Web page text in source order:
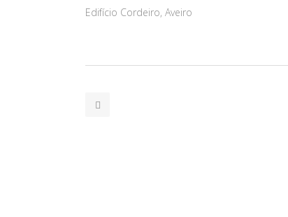
Edifício Cordeiro, Aveiro